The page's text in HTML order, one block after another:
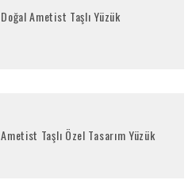
Doğal Ametist Taşlı Yüzük
Ametist Taşlı Özel Tasarım Yüzük